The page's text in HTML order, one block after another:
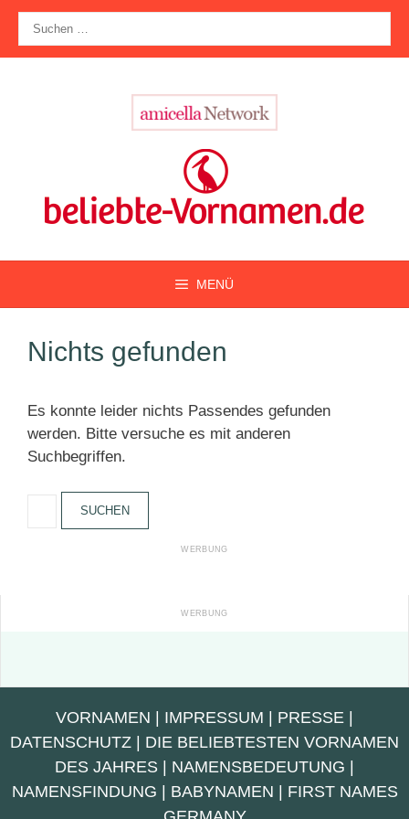
Zum
Inhalt
springen
nach:
MENÜ
Nichts gefunden
Es konnte leider nichts Passendes gefunden
werden. Bitte versuche es mit anderen
Suchbegriffen.
nach:
VORNAMEN | IMPRESSUM | PRESSE |
DATENSCHUTZ | DIE BELIEBTESTEN VORNAMEN
DES JAHRES | NAMENSBEDEUTUNG |
NAMENSFINDUNG | BABYNAMEN | FIRST NAMES